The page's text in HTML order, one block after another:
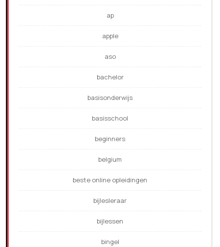
ap
apple
aso
bachelor
basisonderwijs
basisschool
beginners
belgium
beste online opleidingen
bijlesleraar
bijlessen
bingel